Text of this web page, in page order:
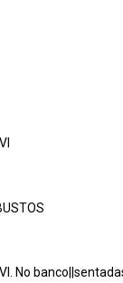
No